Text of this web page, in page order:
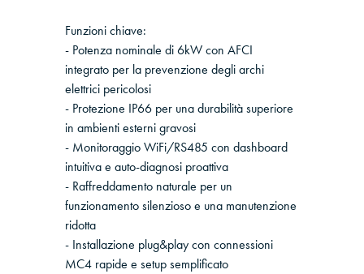
Funzioni chiave:
- Potenza nominale di 6kW con AFCI
integrato per la prevenzione degli archi
elettrici pericolosi
- Protezione IP66 per una durabilità superiore
in ambienti esterni gravosi
- Monitoraggio WiFi/RS485 con dashboard
intuitiva e auto-diagnosi proattiva
- Raffreddamento naturale per un
funzionamento silenzioso e una manutenzione
ridotta
- Installazione plug&play con connessioni
MC4 rapide e setup semplificato